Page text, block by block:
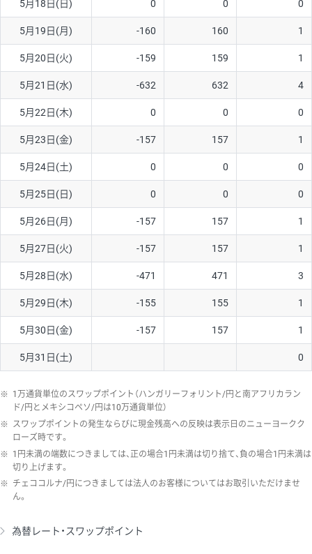
5月18日(日) 0 0 0
5月19日(月) -160 160 1
5月20日(火) -159 159 1
5月21日(水) -632 632 4
5月22日(木) 0 0 0
5月23日(金) -157 157 1
5月24日(土) 0 0 0
5月25日(日) 0 0 0
5月26日(月) -157 157 1
5月27日(火) -157 157 1
5月28日(水) -471 471 3
5月29日(木) -155 155 1
5月30日(金) -157 157 1
5月31日(土) 0
※ 1万通貨単位のスワップポイント（ハンガリーフォリント/円と南アフリカラン
ド/円とメキシコペソ/円は10万通貨単位）
※ スワップポイントの発生ならびに現金残高への反映は表示日のニューヨークク
ローズ時です。
※ 1円未満の端数につきましては、正の場合1円未満は切り捨て、負の場合1円未満は
切り上げます。
※ チェココルナ/円につきましては法人のお客様についてはお取引いただけませ
ん。
為替レート・スワップポイント